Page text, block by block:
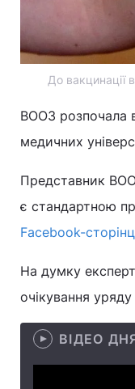
До вакцинації
ВООЗ розпочала в
медичних
Представник
є стандартною
Facebook-
На думку
очікування
ВІДЕО